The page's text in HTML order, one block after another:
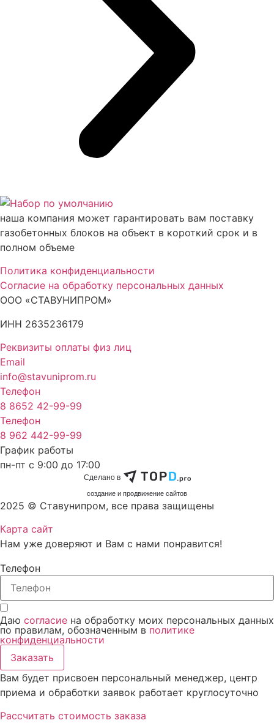
наша компания может гарантировать вам поставку
газобетонных блоков на объект в короткий срок и в
полном объеме
Политика конфиденциальности
Согласие на обработку персональных данных
ООО «СТАВУНИПРОМ»
ИНН 2635236179
Реквизиты оплаты физ лиц
Email
info@stavuniprom.ru
Телефон
8 8652 42-99-99
Телефон
8 962 442-99-99
График работы
пн-пт с 9:00 до 17:00
Сделано в
cоздание и продвижение сайтов
2025 © Ставунипром, все права защищены
Карта сайт
Нам уже доверяют и Вам с нами понравится!
Телефон
Даю согласие на обработку моих персональных данных
по правилам, обозначенным в политике
конфиденциальности
Заказать
Вам будет присвоен персональный менеджер, центр
приема и обработки заявок работает круглосуточно
Рассчитать стоимость заказа